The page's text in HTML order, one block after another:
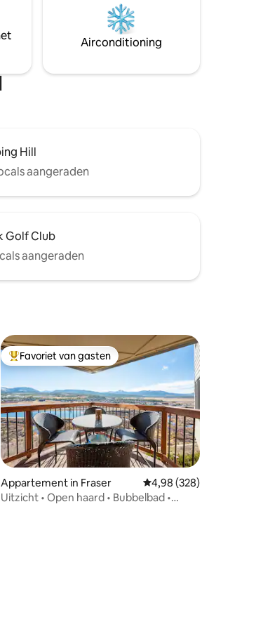
op 0,4 mijl van de voordeur om toegang
te krijgen tot alles wat het National
Forest te bieden heeft (wandelen,
sneeuwschoenexcursies,
Airconditioning
Hill
aangeraden
Golf Club
aangeraden
van 4,92 uit 5, 174 recensies
Topfavoriet van gasten
Favoriet van gasten
Appartement in Fraser Gemiddelde
4,98 (328)
Uitzicht • Open haard • Bubbelbad •